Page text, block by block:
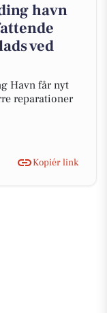
havn
ved
Havn får nyt
reparationer
Kopiér link